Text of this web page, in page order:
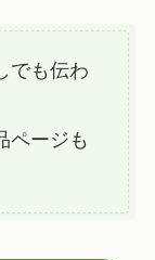
でも伝わ
ページも